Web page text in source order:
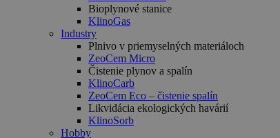
Bioplynové stanice
KlinoGas
Industry
Plnivo v priemyselných materiáloch
ZeoCem Micro
Čistenie plynov a spalín
KlinoCarb
ZeoCem Eco – čistenie spalín
Likvidácia ekologických havárií
KlinoSorb
Hobby